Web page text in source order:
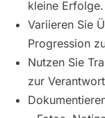
kleine Erfolge.
Variieren Sie
Progression
Nutzen Sie
zur